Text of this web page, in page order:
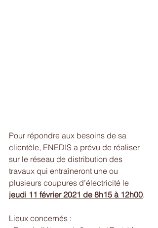
Pour répondre aux besoins de sa
clientèle, ENEDIS a prévu de réaliser
sur le réseau de distribution des
travaux qui entraîneront une ou
plusieurs coupures d’électricité le
jeudi 11 février 2021 de 8h15 à 12h00.
Lieux concernés :